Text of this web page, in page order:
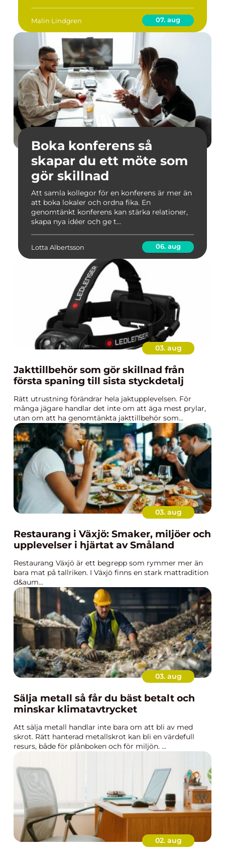
Malin Lindgren 07. aug
Boka konferens så
skapar du ett möte som
gör skillnad
Att samla kollegor för en konferens är mer än
att boka lokaler och ordna fika. En
genomtänkt konferens kan stärka relationer,
skapa nya idéer och ge t...
Lotta Albertsson 06. aug
03. aug
Jakttillbehör som gör skillnad från
första spaning till sista styckdetalj
Rätt utrustning förändrar hela jaktupplevelsen. För
många jägare handlar det inte om att äga mest prylar,
utan om att ha genomtänkta jakttillbehör som...
03. aug
Restaurang i Växjö: Smaker, miljöer och
upplevelser i hjärtat av Småland
Restaurang Växjö är ett begrepp som rymmer mer än
bara mat på tallriken. I Växjö finns en stark mattradition
d&aum...
03. aug
Sälja metall så får du bäst betalt och
minskar klimatavtrycket
Att sälja metall handlar inte bara om att bli av med
skrot. Rätt hanterad metallskrot kan bli en värdefull
resurs, både för plånboken och för miljön. ...
02. aug